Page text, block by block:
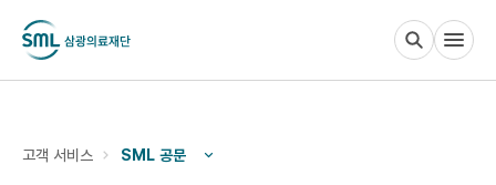
고객 서비스 SML 공문